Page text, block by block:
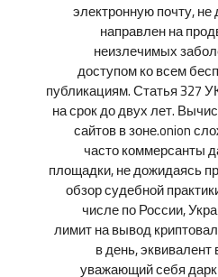
электронную почту,
направлен на
неизлечимых
доступом ко всем
публикациям. Статья 327
на срок до двух лет.
сайтов в зоне.onion
часто коммерсанты
площадки, не дожидаясь
обзор судебной
числе по России,
лимит на вывод
в день,
уважающий себя